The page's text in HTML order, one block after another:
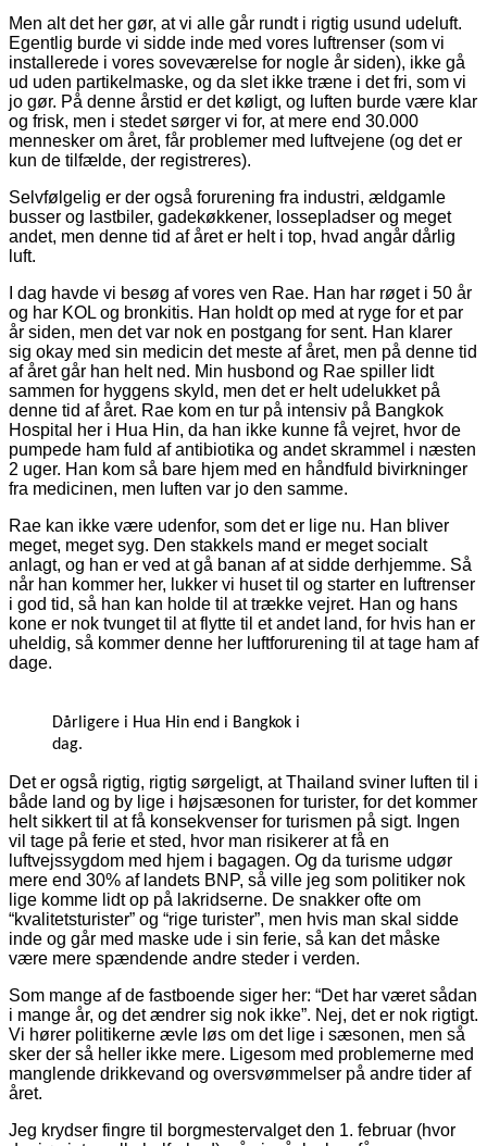
Men alt det her gør, at vi alle går rundt i rigtig usund udeluft.
Egentlig burde vi sidde inde med vores luftrenser (som vi
installerede i vores soveværelse for nogle år siden), ikke gå
ud uden partikelmaske, og da slet ikke træne i det fri, som vi
jo gør. På denne årstid er det køligt, og luften burde være klar
og frisk, men i stedet sørger vi for, at mere end 30.000
mennesker om året, får problemer med luftvejene (og det er
kun de tilfælde, der registreres).
Selvfølgelig er der også forurening fra industri, ældgamle
busser og lastbiler, gadekøkkener, lossepladser og meget
andet, men denne tid af året er helt i top, hvad angår dårlig
luft.
I dag havde vi besøg af vores ven Rae. Han har røget i 50 år
og har KOL og bronkitis. Han holdt op med at ryge for et par
år siden, men det var nok en postgang for sent. Han klarer
sig okay med sin medicin det meste af året, men på denne tid
af året går han helt ned. Min husbond og Rae spiller lidt
sammen for hyggens skyld, men det er helt udelukket på
denne tid af året. Rae kom en tur på intensiv på Bangkok
Hospital her i Hua Hin, da han ikke kunne få vejret, hvor de
pumpede ham fuld af antibiotika og andet skrammel i næsten
2 uger. Han kom så bare hjem med en håndfuld bivirkninger
fra medicinen, men luften var jo den samme.
Rae kan ikke være udenfor, som det er lige nu. Han bliver
meget, meget syg. Den stakkels mand er meget socialt
anlagt, og han er ved at gå banan af at sidde derhjemme. Så
når han kommer her, lukker vi huset til og starter en luftrenser
i god tid, så han kan holde til at trække vejret. Han og hans
kone er nok tvunget til at flytte til et andet land, for hvis han er
uheldig, så kommer denne her luftforurening til at tage ham af
dage.
Dårligere i Hua Hin end i Bangkok i
dag.
Det er også rigtig, rigtig sørgeligt, at Thailand sviner luften til i
både land og by lige i højsæsonen for turister, for det kommer
helt sikkert til at få konsekvenser for turismen på sigt. Ingen
vil tage på ferie et sted, hvor man risikerer at få en
luftvejssygdom med hjem i bagagen. Og da turisme udgør
mere end 30% af landets BNP, så ville jeg som politiker nok
lige komme lidt op på lakridserne. De snakker ofte om
“kvalitetsturister” og “rige turister”, men hvis man skal sidde
inde og går med maske ude i sin ferie, så kan det måske
være mere spændende andre steder i verden.
Som mange af de fastboende siger her: “Det har været sådan
i mange år, og det ændrer sig nok ikke”. Nej, det er nok rigtigt.
Vi hører politikerne ævle løs om det lige i sæsonen, men så
sker der så heller ikke mere. Ligesom med problemerne med
manglende drikkevand og oversvømmelser på andre tider af
året.
Jeg krydser fingre til borgmestervalget den 1. februar (hvor